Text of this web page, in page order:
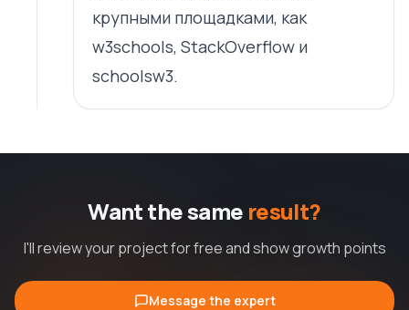
крупными площадками, как
w3schools, StackOverflow и
schoolsw3.
Want the same result?
I'll review your project for free and show growth points
Message the expert